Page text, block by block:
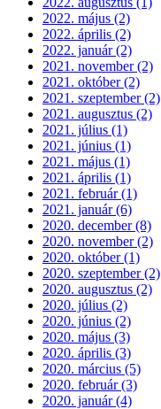
2022. május (2)
2022. április (2)
2022. január (2)
2021. november (2)
2021. október (2)
2021. szeptember (2)
2021. augusztus (2)
2021. július (1)
2021. június (1)
2021. május (1)
2021. április (1)
2021. február (1)
2021. január (6)
2020. december (8)
2020. november (2)
2020. október (1)
2020. szeptember (2)
2020. augusztus (2)
2020. július (2)
2020. június (2)
2020. május (3)
2020. április (3)
2020. március (5)
2020. február (3)
2020. január (4)